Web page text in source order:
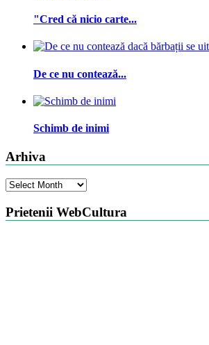
"Cred că nicio carte...
De ce nu contează...
Schimb de inimi
Arhiva
Arhiva
Prietenii WebCultura